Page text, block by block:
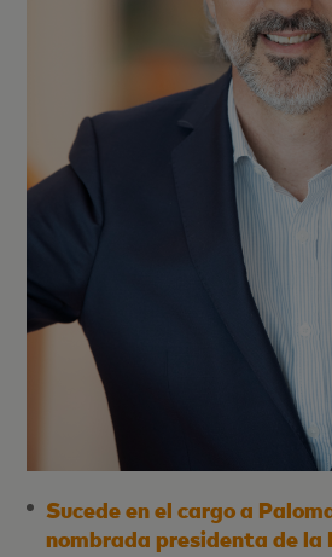
Sucede en el cargo a
nombrada presidenta de la